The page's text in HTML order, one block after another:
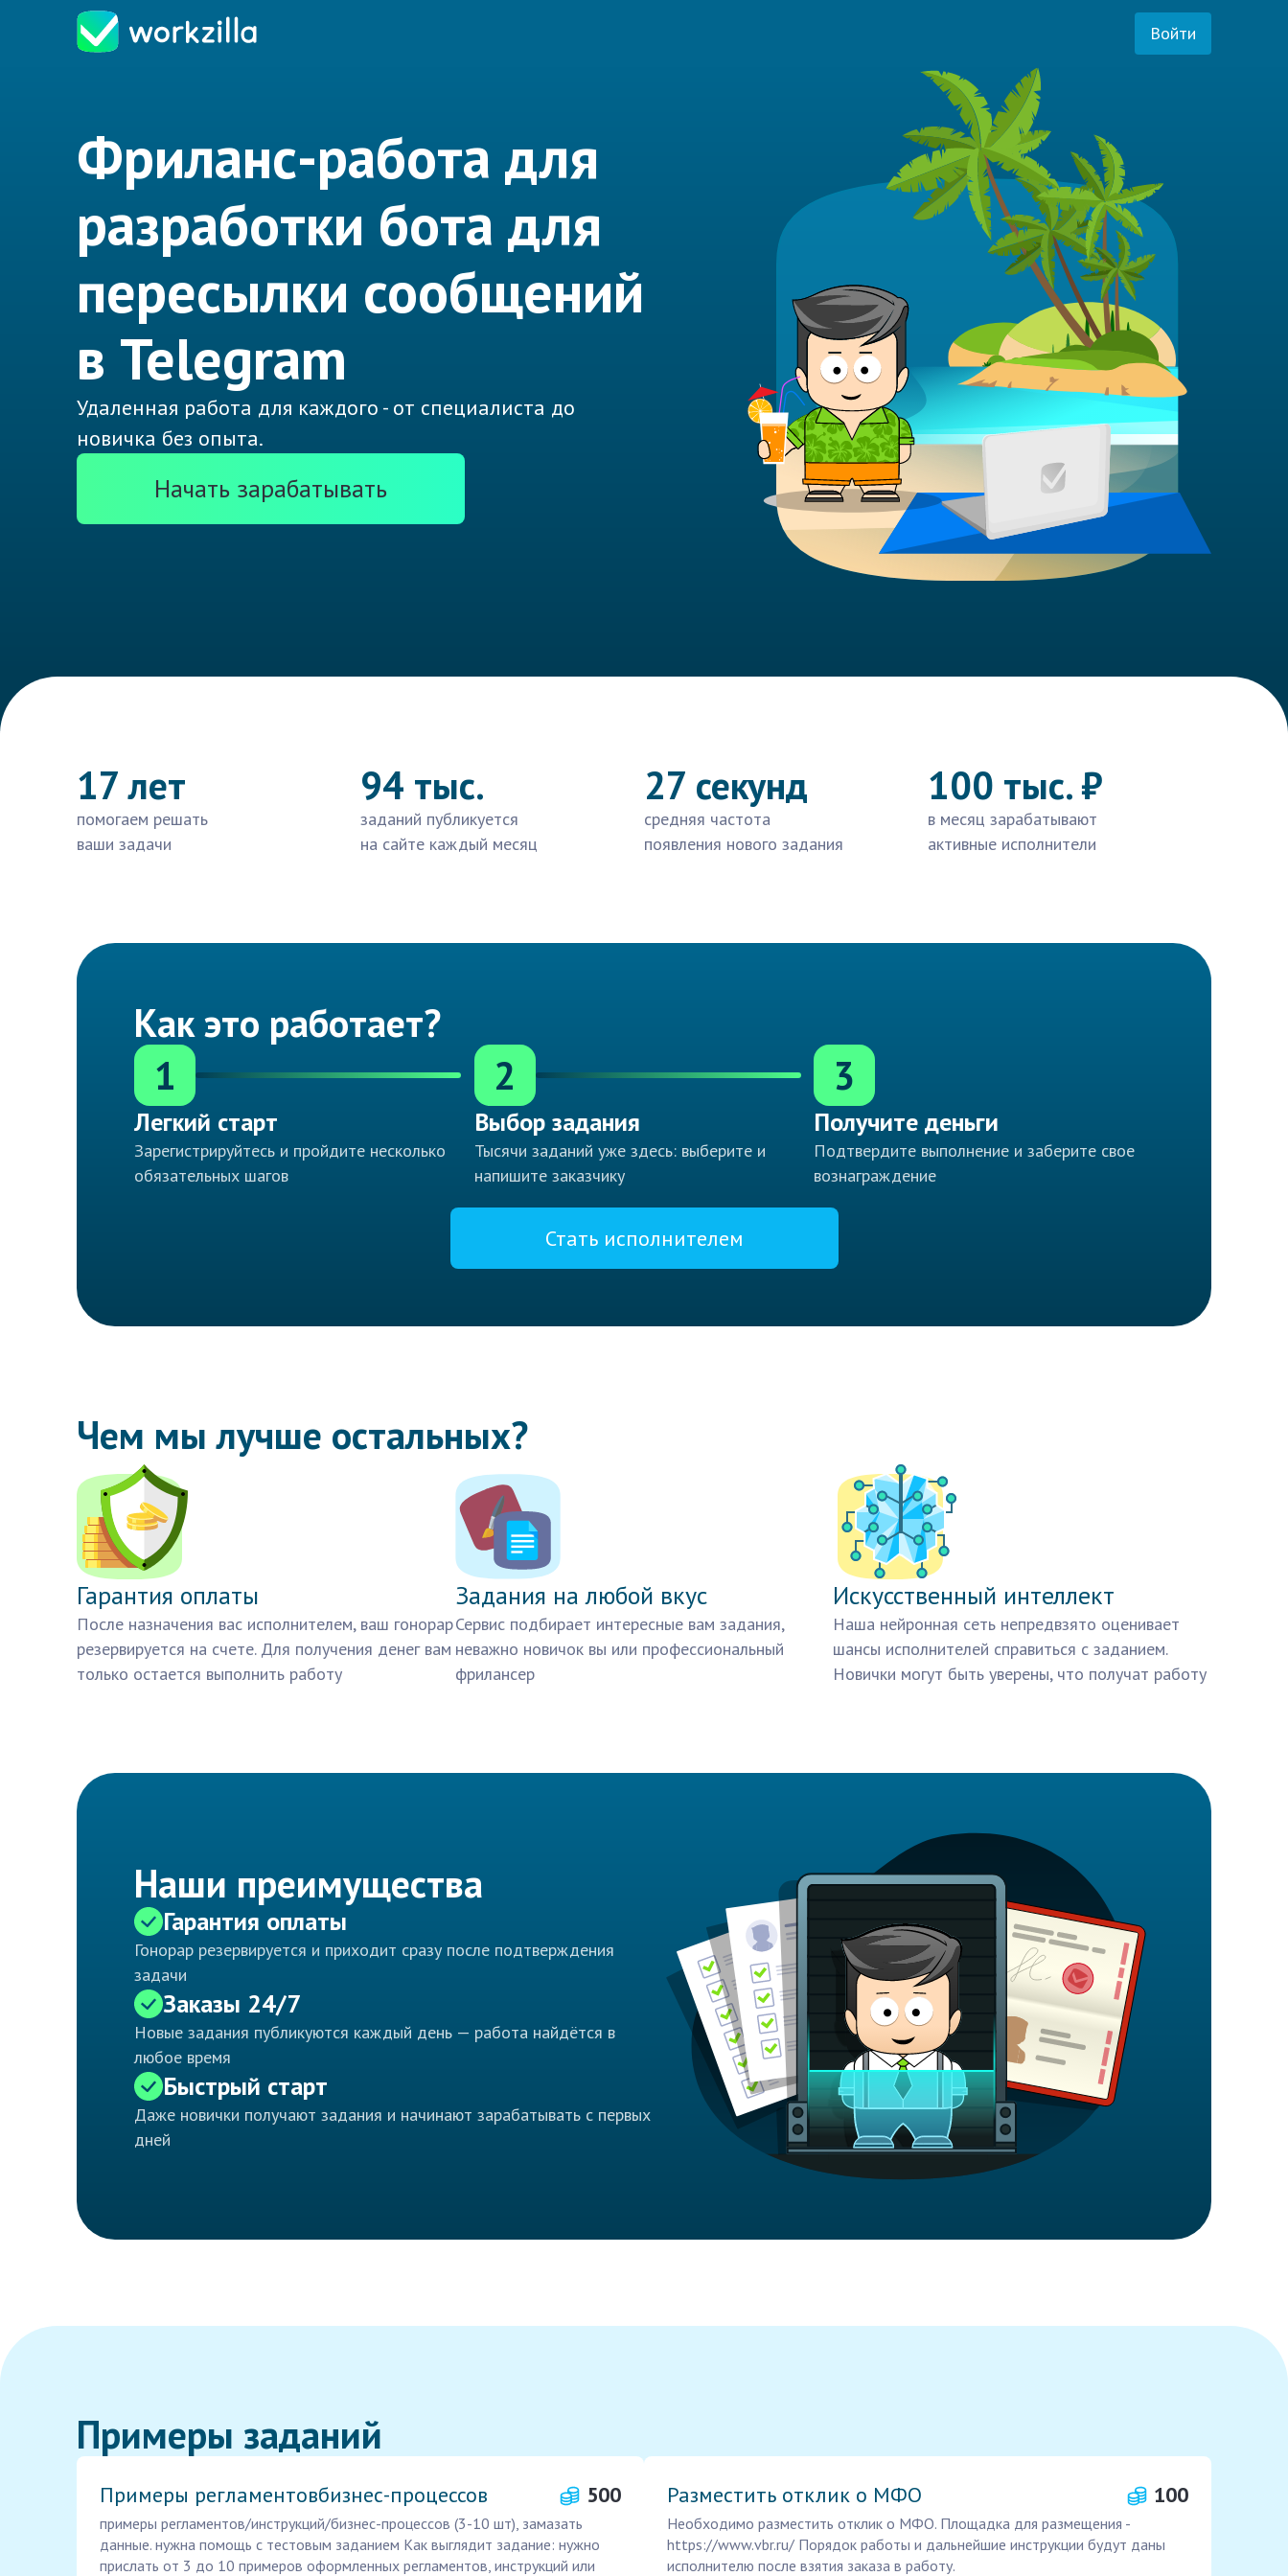
Войти
Фриланс-работа для
разработки бота для
пересылки сообщений
в Telegram
Удаленная работа для каждого - от специалиста до
новичка без опыта.
Начать зарабатывать
17 лет
помогаем решать
ваши задачи
94 тыс.
заданий публикуется
на сайте каждый месяц
27 секунд
средняя частота
появления нового задания
100 тыс. ₽
в месяц зарабатывают
активные исполнители
Как это работает?
1
Легкий старт
Зарегистрируйтесь и пройдите несколько
обязательных шагов
2
Выбор задания
Тысячи заданий уже здесь: выберите и
напишите заказчику
3
Получите деньги
Подтвердите выполнение и заберите свое
вознаграждение
Стать исполнителем
Чем мы лучше остальных?
Гарантия оплаты
После назначения вас исполнителем, ваш гонорар
резервируется на счете. Для получения денег вам
только остается выполнить работу
Задания на любой вкус
Сервис подбирает интересные вам задания,
неважно новичок вы или профессиональный
фрилансер
Искусственный интеллект
Наша нейронная сеть непредвзято оценивает
шансы исполнителей справиться с заданием.
Новички могут быть уверены, что получат работу
Наши преимущества
Гарантия оплаты
Гонорар резервируется и приходит сразу после подтверждения
задачи
Заказы 24/7
Новые задания публикуются каждый день — работа найдётся в
любое время
Быстрый старт
Даже новички получают задания и начинают зарабатывать с первых
дней
Примеры заданий
Примеры регламентовбизнес-процессов 500
примеры регламентов/инструкций/бизнес-процессов (3-10 шт), замазать
данные. нужна помощь с тестовым заданием Как выглядит задание: нужно
прислать от 3 до 10 примеров оформленных регламентов, инструкций или
Разместить отклик о МФО 100
Необходимо разместить отклик о МФО. Площадка для размещения -
https://www.vbr.ru/ Порядок работы и дальнейшие инструкции будут даны
исполнителю после взятия заказа в работу.